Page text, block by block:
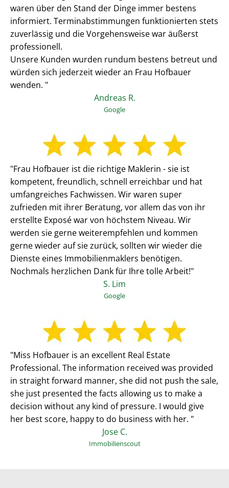
waren über den Stand der Dinge immer bestens
informiert. Terminabstimmungen funktionierten stets
zuverlässig und die Vorgehensweise war äußerst
professionell.
Unsere Kunden wurden rundum bestens betreut und
würden sich jederzeit wieder an Frau Hofbauer
wenden. "
Andreas R.
Google
"Frau Hofbauer ist die richtige Maklerin - sie ist
kompetent, freundlich, schnell erreichbar und hat
umfangreiches Fachwissen. Wir waren super
zufrieden mit ihrer Beratung, vor allem das von ihr
erstellte Exposé war von höchstem Niveau. Wir
werden sie gerne weiterempfehlen und kommen
gerne wieder auf sie zurück, sollten wir wieder die
Dienste eines Immobilienmaklers benötigen.
Nochmals herzlichen Dank für Ihre tolle Arbeit!"
S. Lim
Google
"Miss Hofbauer is an excellent Real Estate
Professional. The information received was provided
in straight forward manner, she did not push the sale,
she just presented the facts allowing us to make a
decision without any kind of pressure. I would give
her best score, happy to do business with her. "
Jose C.
Immobilienscout